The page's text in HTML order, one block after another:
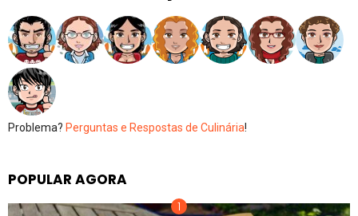
Problema? Perguntas e Respostas de Culinária!
POPULAR AGORA